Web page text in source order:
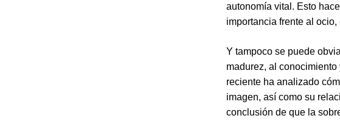
autonomía vital. Esto
importancia frente al
Y tampoco se puede
madurez, al
reciente ha analizado
imagen, así como su
conclusión de que la